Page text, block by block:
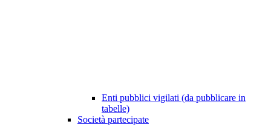
Enti pubblici vigilati (da pubblicare in
tabelle)
Società partecipate